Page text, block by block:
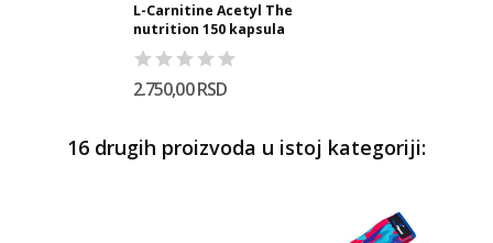
L-Carnitine Acetyl The
nutrition 150 kapsula
2.750,00 RSD
16 drugih proizvoda u istoj kategoriji: